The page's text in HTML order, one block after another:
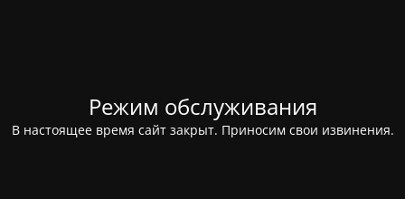
Режим обслуживания
В настоящее время сайт закрыт. Приносим свои извинения.